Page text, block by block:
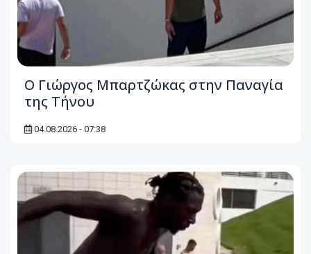
Ο Γιώργος Μπαρτζώκας στην Παναγία
της Τήνου
04.08.2026 - 07:38